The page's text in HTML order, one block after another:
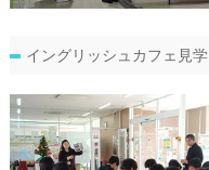
イングリッシュカフェ見学